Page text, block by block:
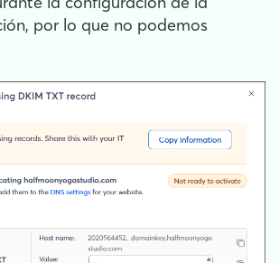
por lo que no podemos